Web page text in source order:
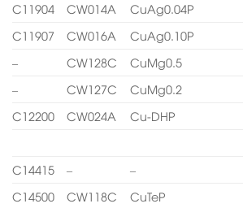
C11904
CW014A CuAg0.04P
C11907
CW016A CuAg0.10P
–
CW128C CuMg0.5
–
CW127C CuMg0.2
C12200
CW024A Cu-DHP
C14415 – –
C14500
CW118C CuTeP